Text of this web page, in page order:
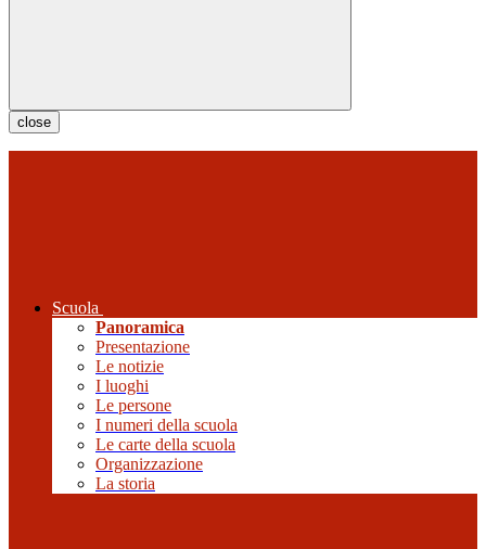
close
Scuola
Panoramica
Presentazione
Le notizie
I luoghi
Le persone
I numeri della scuola
Le carte della scuola
Organizzazione
La storia